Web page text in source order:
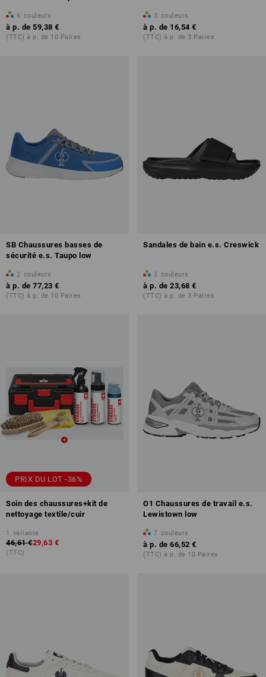
6 couleurs
à p. de 59,38 €
(TTC) à p. de 10 Paires
3 couleurs
à p. de 16,54 €
(TTC) à p. de 3 Paires
SB Chaussures basses de
sécurité e.s. Taupo low
2 couleurs
à p. de 77,23 €
(TTC) à p. de 10 Paires
Sandales de bain e.s. Creswick
3 couleurs
à p. de 23,68 €
(TTC) à p. de 3 Paires
PRIX DU LOT -36%
Soin des chaussures+kit de
nettoyage textile/cuir
1 variante
46,61 €29,63 €
(TTC)
O1 Chaussures de travail e.s.
Lewistown low
7 couleurs
à p. de 66,52 €
(TTC) à p. de 10 Paires